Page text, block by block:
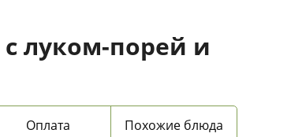
луком-порей и
Оплата Похожие блюда